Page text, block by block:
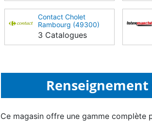
Contact Cholet
Rambourg (49300)
3 Catalogues
Ce magasin offre une gamme complète